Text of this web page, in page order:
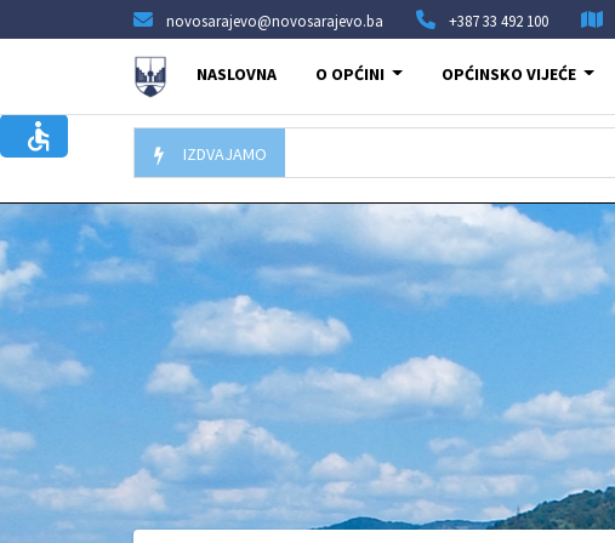
novosarajevo@novosarajevo.ba +387 33 492 100
NASLOVNA O OPĆINI OPĆINSKO VIJEĆE
IZDVAJAMO